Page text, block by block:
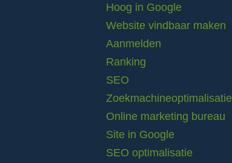
Hoog in Google
Website vindbaar maken
Aanmelden
Ranking
SEO
Zoekmachineoptimalisatie
Online marketing bureau
Site in Google
SEO optimalisatie